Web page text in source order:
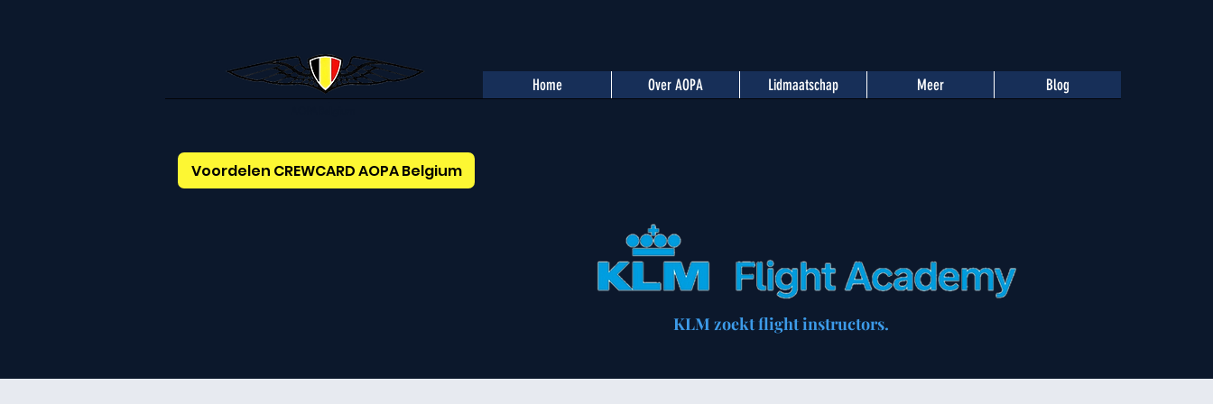
Home Over AOPA Lidmaatschap Meer Blog
Voordelen CREWCARD AOPA Belgium
KLM zoekt flight instructors.